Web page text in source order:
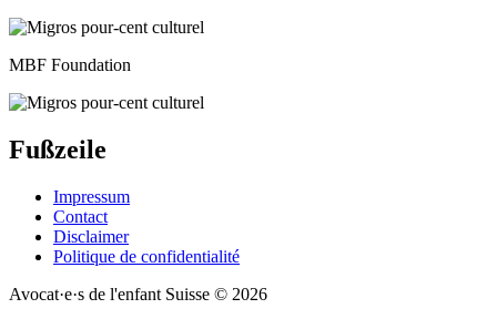
MBF Foundation
Fußzeile
Impressum
Contact
Disclaimer
Politique de confidentialité
Avocat·e·s de l'enfant Suisse © 2026